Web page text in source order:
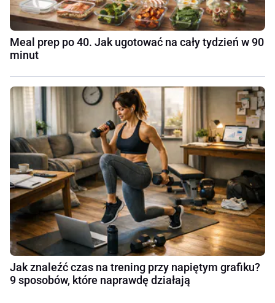
Meal prep po 40. Jak ugotować na cały tydzień w 90
minut
Jak znaleźć czas na trening przy napiętym grafiku?
9 sposobów, które naprawdę działają